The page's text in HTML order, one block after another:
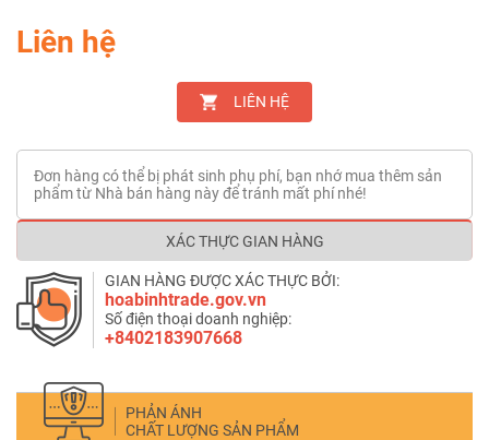
Liên hệ
LIÊN HỆ
Đơn hàng có thể bị phát sinh phụ phí, bạn nhớ mua thêm sản
phẩm từ Nhà bán hàng này để tránh mất phí nhé!
XÁC THỰC GIAN HÀNG
GIAN HÀNG ĐƯỢC XÁC THỰC BỞI:
hoabinhtrade.gov.vn
Số điện thoại doanh nghiệp:
+8402183907668
PHẢN ÁNH
CHẤT LƯỢNG SẢN PHẨM